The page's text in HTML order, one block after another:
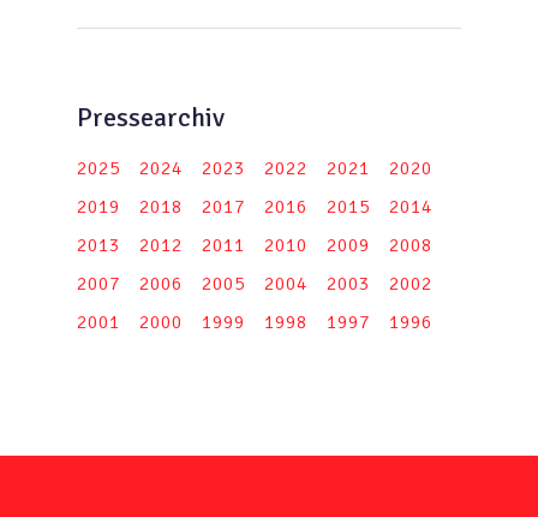
Pressearchiv
2025 2024 2023 2022 2021
2020
2019
2018 2017 2016 2015
2014
2013
2012 2011 2010 2009
2008
2007
2006 2005 2004 2003
2002
2001
2000 1999 1998 1997 1996